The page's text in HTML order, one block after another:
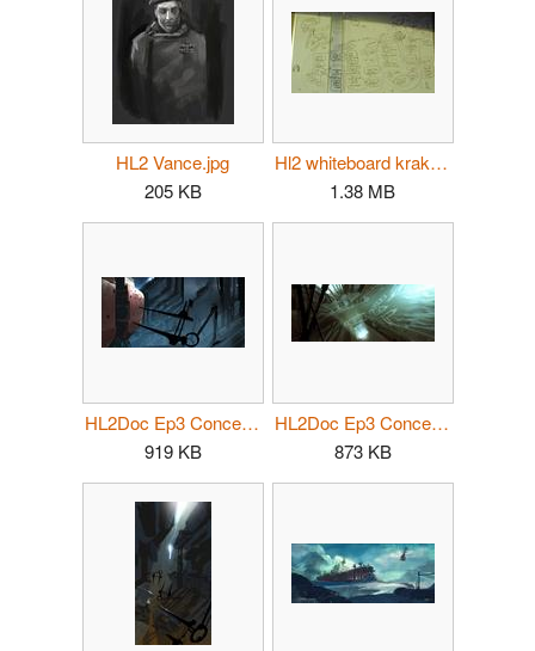
HL2 Vance.jpg
205 KB
Hl2 whiteboard kraken corrected.jpg
1.38 MB
HL2Doc Ep3 Concept01.jpg
919 KB
HL2Doc Ep3 Concept02.jpg
873 KB